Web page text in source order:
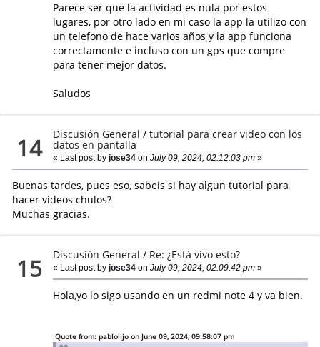
Parece ser que la actividad es nula por estos
lugares, por otro lado en mi caso la app la utilizo con
un telefono de hace varios años y la app funciona
correctamente e incluso con un gps que compre
para tener mejor datos.
Saludos
14 Discusión General /tutorial para crear video con los
datos en pantalla
« Last post byjose34 on July 09, 2024, 02:12:03 pm »
Buenas tardes, pues eso, sabeis si hay algun tutorial para
hacer videos chulos?
Muchas gracias.
15 Discusión General / Re: ¿Está vivo esto?
« Last post byjose34 on July 09, 2024, 02:09:42 pm »
Hola,yo lo sigo usando en un redmi note 4 y va bien.
Quote from: pablolijo on June 09, 2024, 09:58:07 pm